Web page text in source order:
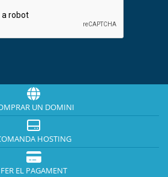
UN DOMINI
HOSTING
FER EL PAGAMENT